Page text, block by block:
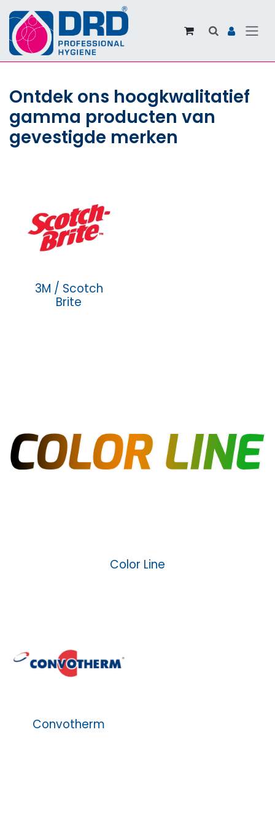
Ontdek ons hoogkwalitatief
gamma producten van
gevestigde merken
3M / Scotch
Brite
Color Line
Convotherm